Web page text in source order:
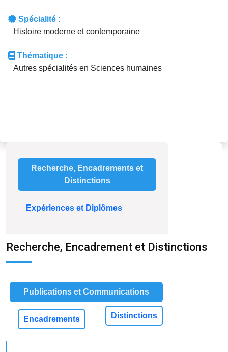
Spécialité :
Histoire moderne et contemporaine
Thématique :
Autres spécialités en Sciences humaines
Recherche, Encadrements et
Distinctions
Expériences et Diplômes
Recherche, Encadrement et Distinctions
Publications et Communications
Encadrements Distinctions